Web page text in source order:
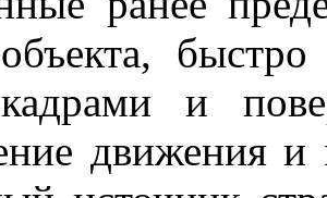
и
движения